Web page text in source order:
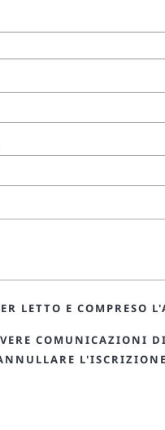
LETTO E
COMUNICAZIONI